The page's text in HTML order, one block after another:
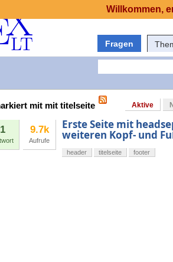
Fragen
mit mit titelseite Aktive
1 9.7k
Aufrufe
Erste Seite mit
weiteren Kopf- und
header titelseite footer
Willkommen,